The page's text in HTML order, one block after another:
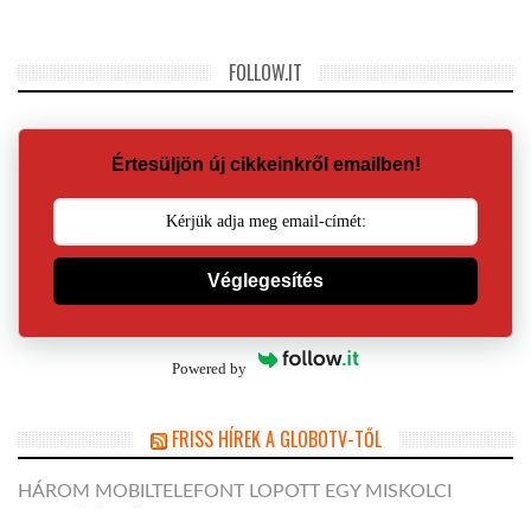
FOLLOW.IT
Értesüljön új cikkeinkről emailben!
Véglegesítés
Powered by
FRISS HÍREK A GLOBOTV-TŐL
HÁROM MOBILTELEFONT LOPOTT EGY MISKOLCI